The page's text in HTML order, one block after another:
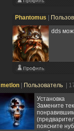
Phantomus
dds
metlon Пользователь
|
Установка
Замените
поясните